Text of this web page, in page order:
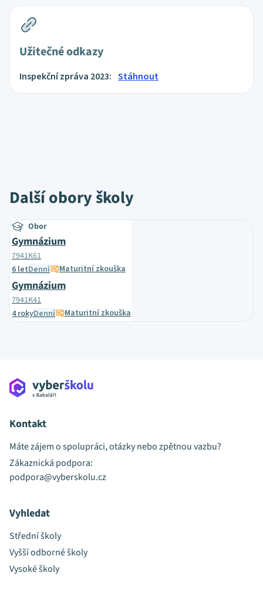
Užitečné odkazy
Inspekční zpráva 2023: Stáhnout
Další obory školy
Obor
Gymnázium
7941K61
6 letDenní Maturitní zkouška
Gymnázium
7941K41
4 rokyDenní Maturitní zkouška
Kontakt
Máte zájem o spolupráci, otázky nebo zpětnou vazbu?
Zákaznická podpora:
podpora@vyberskolu.cz
Vyhledat
Střední školy
Vyšší odborné školy
Vysoké školy